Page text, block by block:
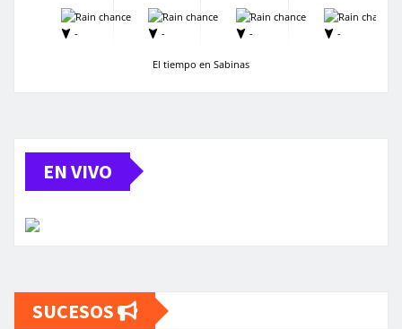
-
-
-
-
-
-
-
-
El tiempo en Sabinas
EN VIVO
SUCESOS